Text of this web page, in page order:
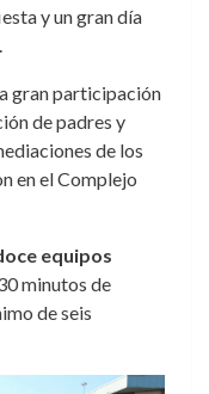
y un gran día
gran participación
de padres y
de los
en el Complejo
equipos
minutos de
de seis